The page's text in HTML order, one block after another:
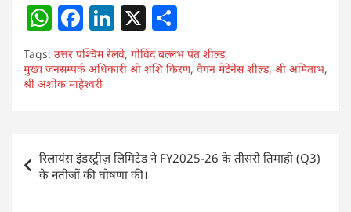
W
h
at
s
A
p
p
F
a
c
e
b
o
o
k
Li
n
k
dI
n
X
h
ar
Tags: उत्तर पश्चिम रेलवे, गोविंद बल्लभ पंत शील्ड,
मुख्य जनसम्पर्क अधिकारी श्री शशि किरण, वैगन मेंटेनेंस शील्ड, श्री अमिताभ,
श्री अशोक माहेश्वरी
Post
navigation
रिलायंस इंडस्ट्रीज़ लिमिटेड ने FY2025-26 के तीसरी तिमाही (Q3)
के नतीजों की घोषणा की।